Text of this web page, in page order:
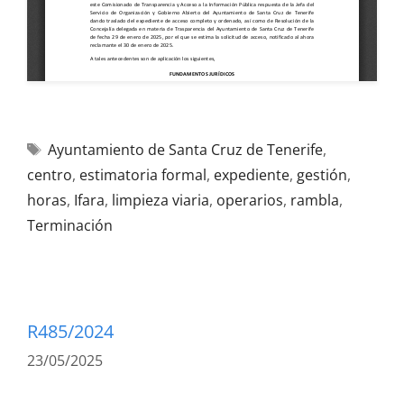
Ayuntamiento de Santa Cruz de Tenerife,
centro, estimatoria formal, expediente, gestión,
horas, Ifara, limpieza viaria, operarios, rambla,
Terminación
R485/2024
23/05/2025